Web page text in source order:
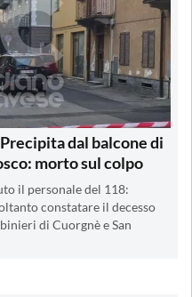
dal balcone di
morto sul colpo
il personale del 118:
constatare il decesso
di Cuorgnè e San